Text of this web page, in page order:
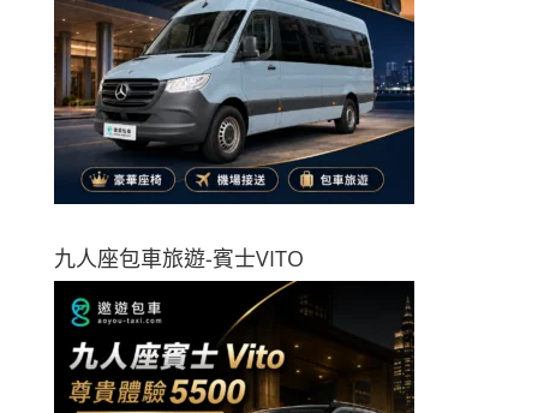
九人座包車旅遊-賓士VITO